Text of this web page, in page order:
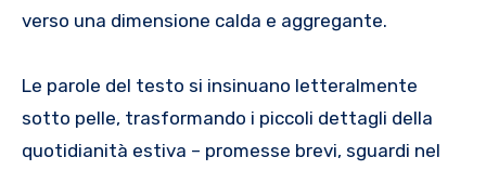
verso una dimensione calda e aggregante.
Le parole del testo si insinuano letteralmente
sotto pelle, trasformando i piccoli dettagli della
quotidianità estiva – promesse brevi, sguardi nel